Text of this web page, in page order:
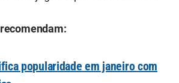
popularidade em janeiro com